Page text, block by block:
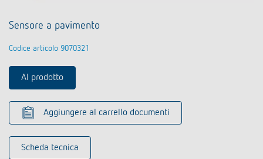
Sensore a pavimento
Codice articolo 9070321
Al prodotto
Aggiungere al carrello documenti
Scheda tecnica